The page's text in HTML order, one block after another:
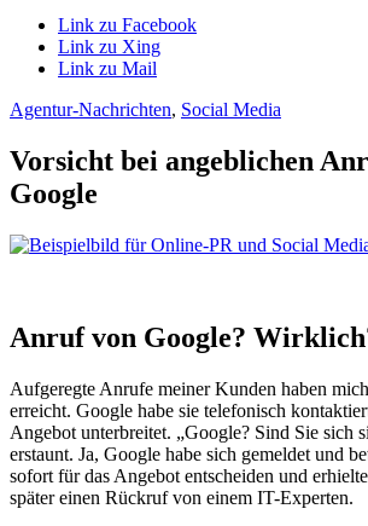
Link zu Facebook
Link zu Xing
Link zu Mail
Agentur-Nachrichten, Social Media
Vorsicht bei angeb­lichen
Google
Anruf von Google?
Aufgeregte Anrufe meiner Kunden haben
erreicht. Google habe sie telefonisch
Angebot unterbreitet. „Google? Sind Sie sich
erstaunt. Ja, Google habe sich gemeldet und
sofort für das Angebot entscheiden und
später einen Rückruf von einem IT-Experten.